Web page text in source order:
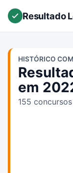
Resultado
HISTÓRICO
em
155